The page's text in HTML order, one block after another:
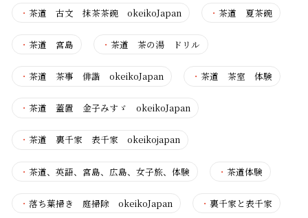
・ 茶道 古文 抹茶茶碗 okeikoJapan ・茶道 夏茶碗
・ 茶道 宮島 ・茶道 茶の湯 ドリル
・ 茶道 茶事 俳諧 okeikoJapan ・茶道 茶室 体験
・ 茶道 蓋置 金子みすゞ okeikoJapan
・ 茶道 裏千家 表千家 okeikojapan
・ 茶道、英語、宮島、広島、女子旅、体験 ・茶道体験
・ 落ち葉掃き 庭掃除 okeikoJapan ・裏千家と表千家